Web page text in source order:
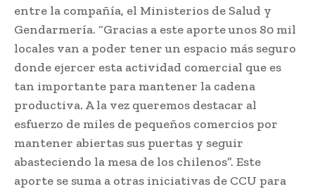
entre la compañía, el Ministerios de Salud y
Gendarmería. “Gracias a este aporte unos 80 mil
locales van a poder tener un espacio más seguro
donde ejercer esta actividad comercial que es
tan importante para mantener la cadena
productiva. A la vez queremos destacar al
esfuerzo de miles de pequeños comercios por
mantener abiertas sus puertas y seguir
abasteciendo la mesa de los chilenos”. Este
aporte se suma a otras iniciativas de CCU para